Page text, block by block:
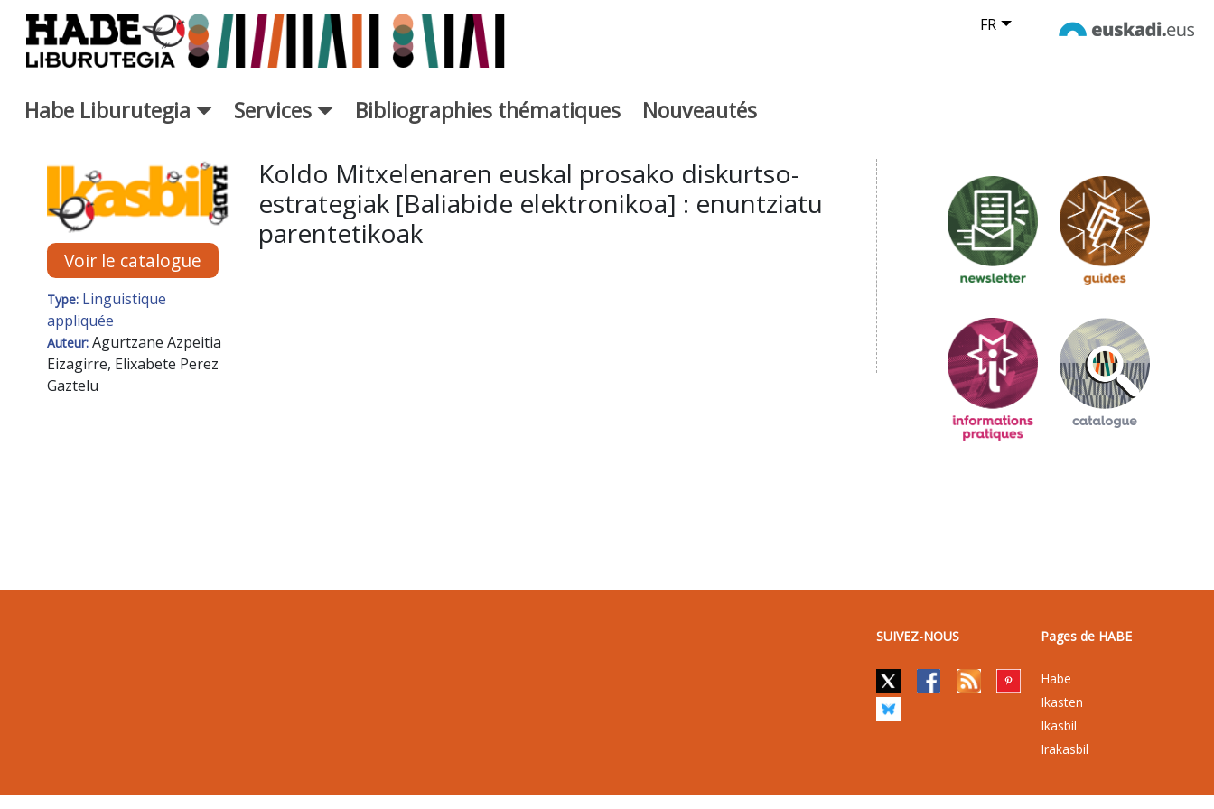
Saut au contenu principal FR
Habe Liburutegia Services Bibliographies thématiques Nouveautés
Fiche de Nouveaux Livres - Liburutegia
Voir le catalogue
Type: Linguistique
appliquée
Auteur: Agurtzane Azpeitia
Eizagirre, Elixabete Perez
Gaztelu
Koldo Mitxelenaren euskal prosako diskurtso-
estrategiak [Baliabide elektronikoa] : enuntziatu
parentetikoak
SUIVEZ-NOUS Pages de HABE
Habe
Ikasten
Ikasbil
Irakasbil